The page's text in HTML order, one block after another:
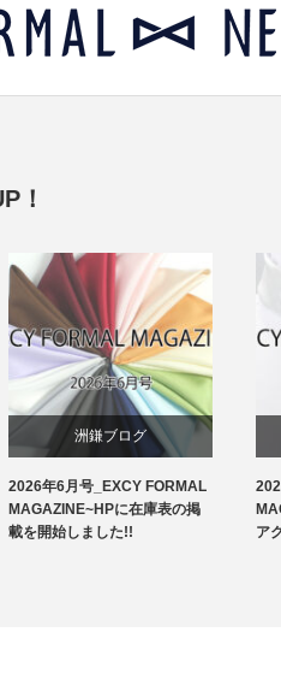
！
洲鎌ブログ
2026年6月号_EXCY FORMAL
MAGAZINE~HPに在庫表の掲
載を開始しました!!
ア